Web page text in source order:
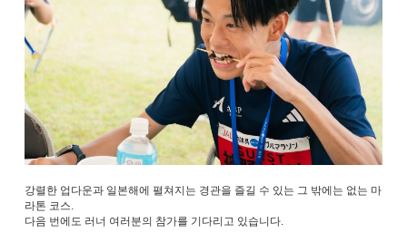
강렬한 업다운과 일본해에 펼쳐지는 경관을 즐길 수 있는 그 밖에는 없는 마
라톤 코스.
다음 번에도 러너 여러분의 참가를 기다리고 있습니다.